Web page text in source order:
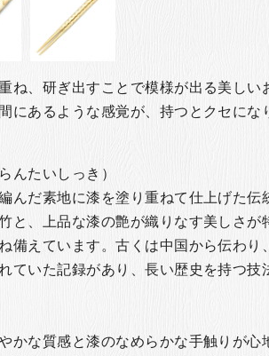
ね、研ぎ出すことで模様が出る美しい
にあるような感覚が、持つとクセにな
んたいしっき）
んだ素地に漆を塗り重ねて仕上げた伝
と、上品な漆の艶が織りなす美しさが
備えています。古くは中国から伝わり
ていた記録があり、長い歴史を持つ技
かな質感と漆のなめらかな手触りが心